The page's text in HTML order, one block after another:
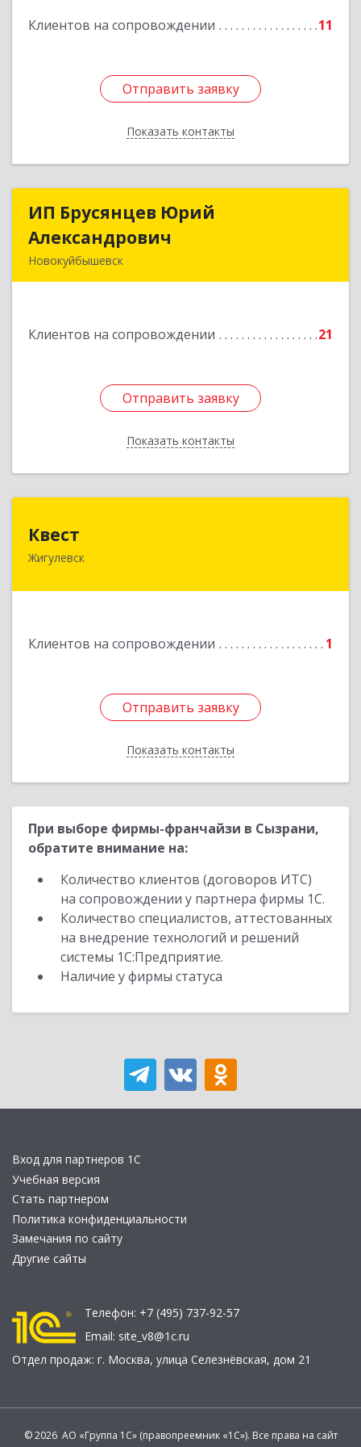
Клиентов на сопровождении 11
Отправить заявку
Показать контакты
Отправить заявку
Назад
ИП Брусянцев Юрий
Александрович
Новокуйбышевск
Клиентов на сопровождении 21
Отправить заявку
Показать контакты
ИП Брусянцев Юрий
Подробнее
Отправить заявку
Назад
Квест
Жигулевск
Клиентов на сопровождении 1
Отправить заявку
Показать контакты
445350, Самарская обл., Жигулевск, ул.Пушкина,
Отправить заявку
Назад
При выборе фирмы-франчайзи в Сызрани,
обратите внимание на:
Количество клиентов (договоров ИТС)
на сопровождении у партнера фирмы 1С.
Количество специалистов, аттестованных
на внедрение технологий и решений
системы 1С:Предприятие.
Наличие у фирмы статуса
Вход для партнеров 1С
Учебная версия
Стать партнером
Политика конфиденциальности
Замечания по сайту
Другие сайты
Телефон: +7 (495) 737-92-57
Email: site_v8@1c.ru
Отдел продаж: г. Москва, улица Селезнёвская, дом 21
© 2026 АО «Группа 1С» (правопреемник «1С»). Все права на сайт